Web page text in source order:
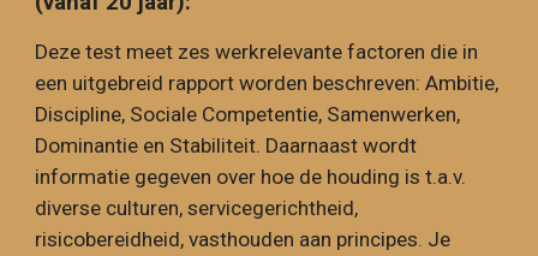
Deze test meet zes werkrelevante factoren die in
een uitgebreid rapport worden beschreven: Ambitie,
Discipline, Sociale Competentie, Samenwerken,
Dominantie en Stabiliteit. Daarnaast wordt
informatie gegeven over hoe de houding is t.a.v.
diverse culturen, servicegerichtheid,
risicobereidheid, vasthouden aan principes. Je